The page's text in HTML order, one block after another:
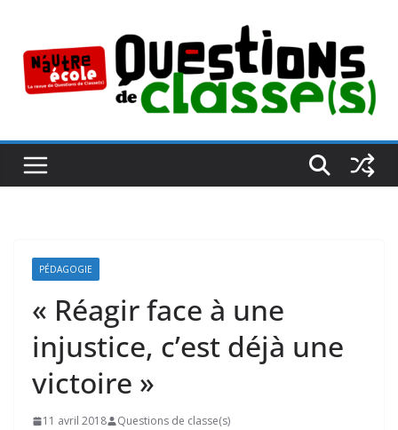
contenu
PÉDAGOGIE
« Réagir face à une
injustice, c’est déjà une
victoire »
11 avril 2018 Questions de classe(s)